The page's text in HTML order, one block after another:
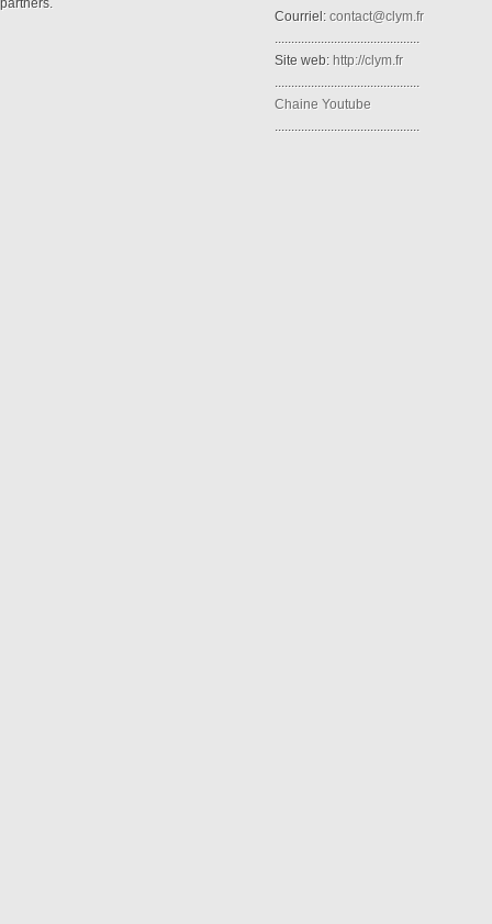
partners.
Courriel: contact@clym.fr
............................................
Site web: http://clym.fr
............................................
Chaine Youtube
............................................